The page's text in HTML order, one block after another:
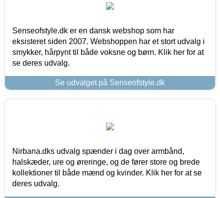
Senseofstyle.dk er en dansk webshop som har
eksisteret siden 2007. Webshoppen har et stort udvalg i
smykker, hårpynt til både voksne og børn. Klik her for at
se deres udvalg.
Se udvalget på Senseofstyle.dk
Nirbana.dks udvalg spænder i dag over armbånd,
halskæder, ure og øreringe, og de fører store og brede
kollektioner til både mænd og kvinder. Klik her for at se
deres udvalg.